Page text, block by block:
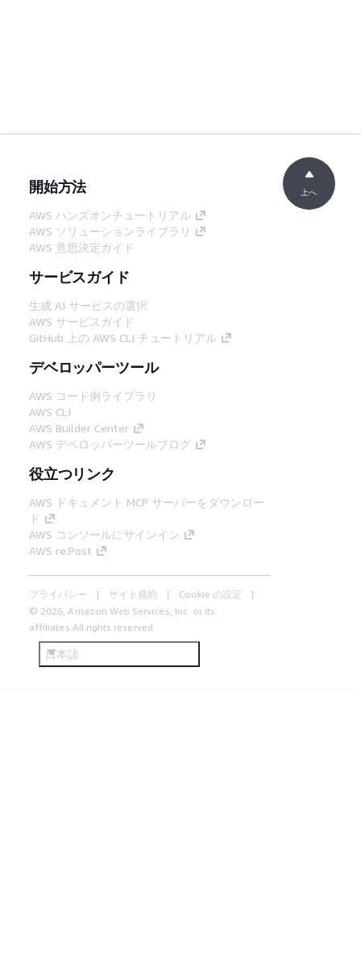
開始方法
AWS ハンズオンチュートリアル
AWS ソリューションライブラリ
AWS 意思決定ガイド
サービスガイド
生成 AI サービスの選択
AWS サービスガイド
GitHub 上の AWS CLI チュートリアル
デベロッパーツール
AWS コード例ライブラリ
AWS CLI
AWS Builder Center
AWS デベロッパーツールブログ
役立つリンク
AWS ドキュメント MCP サーバーをダウンロー
ド
AWS コンソールにサインイン
AWS re:Post
プライバシー サイト規約
Cookie の設定
© 2026, Amazon Web Services, Inc. or its
affiliates.All rights reserved.
日本語
上へ